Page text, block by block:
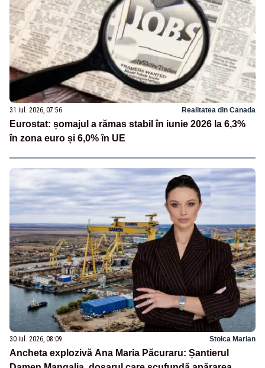
31 iul. 2026, 07:56 Realitatea din Canada
Eurostat: șomajul a rămas stabil în iunie 2026 la 6,3%
în zona euro și 6,0% în UE
30 iul. 2026, 08:09 Stoica Marian
Ancheta explozivă Ana Maria Păcuraru: Șantierul